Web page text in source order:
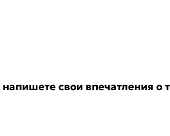
свои впечатления о